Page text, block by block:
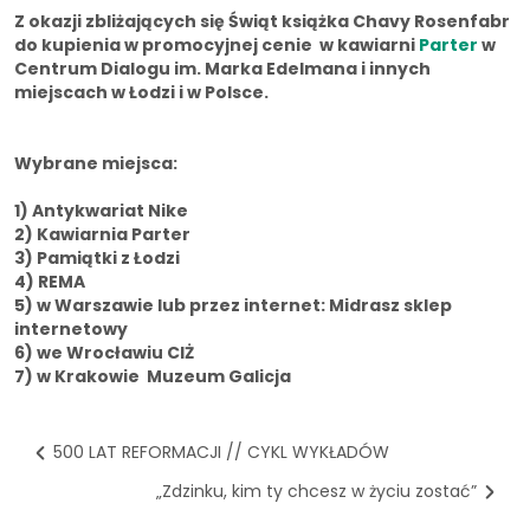
Z okazji zbliżających się Świąt książka Chavy Rosenfabr
do kupienia w promocyjnej cenie w kawiarni Parter w
Centrum Dialogu im. Marka Edelmana i innych
miejscach w Łodzi i w Polsce.
Wybrane miejsca:
1) Antykwariat Nike
2) Kawiarnia Parter
3) Pamiątki z Łodzi
4) REMA
5) w Warszawie lub przez internet: Midrasz sklep
internetowy
6) we Wrocławiu CIŻ
7) w Krakowie Muzeum Galicja
500 LAT REFORMACJI // CYKL WYKŁADÓW
„Zdzinku, kim ty chcesz w życiu zostać”